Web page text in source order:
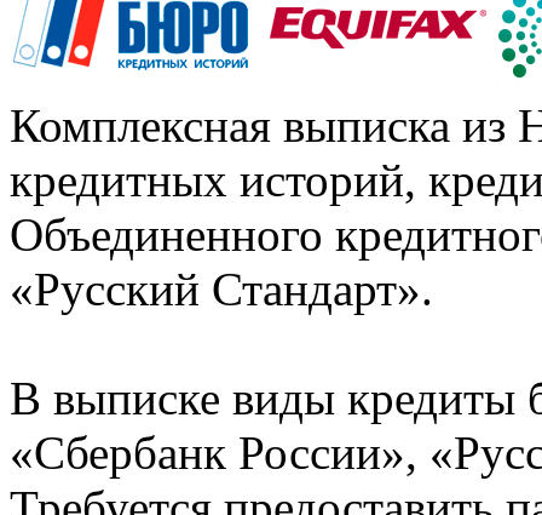
Комплексная выписка из
кредитных историй,
Объединенного
«Русский Стандарт».
В выписке виды кредиты
«Сбербанк России»,